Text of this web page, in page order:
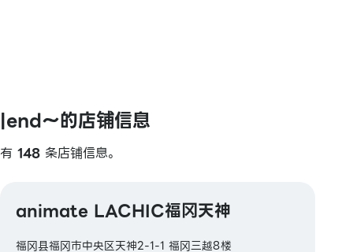
|end〜的店铺信息
有 148 条店铺信息。
animate LACHIC福冈天神
福冈县福冈市中央区天神2-1-1 福冈三越8楼